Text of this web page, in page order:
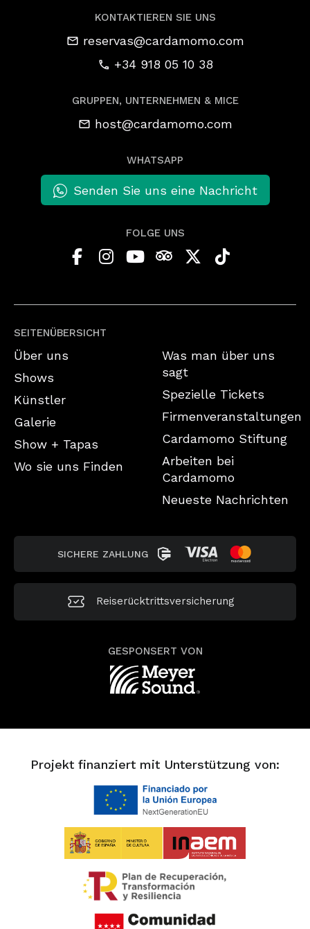
SEITENÜBERSICHT
Über uns
Shows
Künstler
Galerie
Show + Tapas
Wo sie uns Finden
Was man über uns
sagt
Spezielle Tickets
Firmenveranstaltungen
Cardamomo Stiftung
Arbeiten bei
Cardamomo
Neueste Nachrichten
KONTAKTIEREN SIE UNS
reservas@cardamomo.com
+34 918 05 10 38
GRUPPEN, UNTERNEHMEN & MICE
host@cardamomo.com
WHATSAPP
Senden Sie uns eine Nachricht
FOLGE UNS
SICHERE ZAHLUNG
Reiserücktrittsversicherung
GESPONSERT VON
Projekt finanziert mit Unterstützung von: